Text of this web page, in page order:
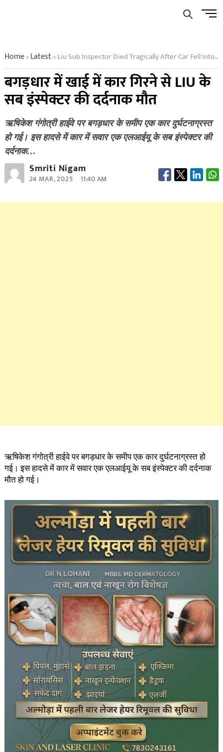
Menu
Home»Latest»Liu Sub Inspector Died Tragically After Car Fell Into A Ditch In Bagdhar
बगड़धार में खाई में कार गिरने से LIU के
सब इंस्पेक्टर की दर्दनाक मौत
ऋषिकेश गंगोत्री हाईवे पर बगड़धार के समीप एक कार दुर्घटनाग्रस्त
हो गई। इस हादसे में कार में सवार एक एलआईयू के सब इंस्पेक्टर की
दर्दनाक…
Smriti Nigam
24 MAR, 2025 11:40 AM
ऋषिकेश गंगोत्री हाईवे पर बगड़धार के समीप एक कार दुर्घटनाग्रस्त हो
गई। इस हादसे में कार में सवार एक एलआईयू के सब इंस्पेक्टर की दर्दनाक
मौत हो गई।